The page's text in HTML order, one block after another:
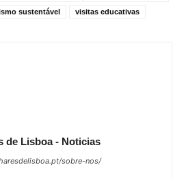
sustentável visitas educativas
de Lisboa - Noticias
sobre-nos/